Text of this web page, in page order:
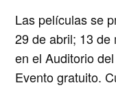
Las películas se
29 de abril; 13 de
en el Auditorio
Evento gratuito.